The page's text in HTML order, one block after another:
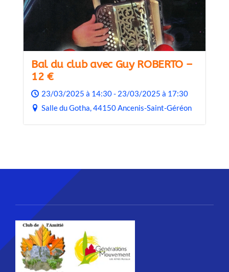
Bal du club avec Guy ROBERTO –
12 €
23/03/2025 à 14:30 - 23/03/2025 à 17:30
Salle du Gotha, 44150 Ancenis-Saint-Géréon